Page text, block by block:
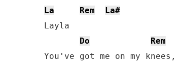
La Rem
La#
Layla
Do
Rem
You've got me on my knees,